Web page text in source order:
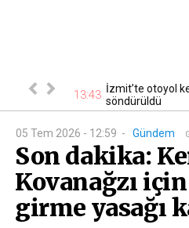
6 ayda 115 13:43 İzmit’te otoyol
söndürüldü
05 Tem 2026 - 12:59 - Gündem
Son dakika:
Kovanağzı
girme yasağı